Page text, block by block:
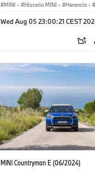
MINI · Historia MINI · Herencia ·
Wed Aug 05 23:00:21 CEST
MINI Countryman E (06/2024)